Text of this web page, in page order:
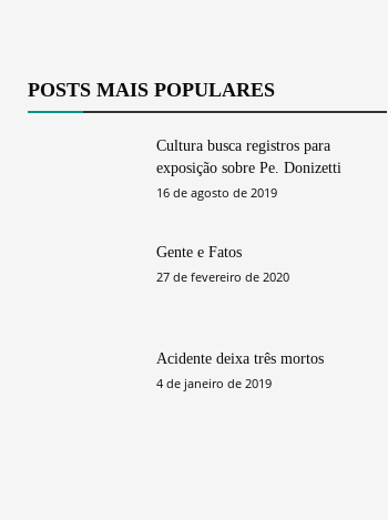
POSTS MAIS POPULARES
Cultura busca registros para
exposição sobre Pe. Donizetti
16 de agosto de 2019
Gente e Fatos
27 de fevereiro de 2020
Acidente deixa três mortos
4 de janeiro de 2019